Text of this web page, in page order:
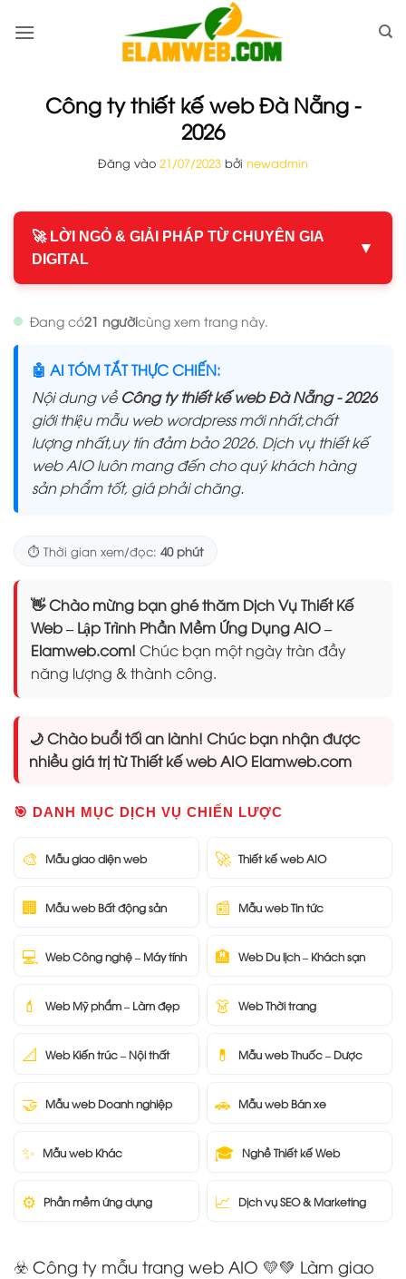
qua
Công ty thiết kế web Đà Nẵng -
2026
Đăng vào 21/07/2023 bởi newadmin
🚀 LỜI NGỎ & GIẢI PHÁP TỪ CHUYÊN GIA
DIGITAL
▼
Đang có21 ngườicùng xem trang này.
🤖 AI TÓM TẮT THỰC CHIẾN:
Nội dung về Công ty thiết kế web Đà Nẵng - 2026
giới thiệu mẫu web wordpress mới nhất,chất
lượng nhất,uy tín đảm bảo 2026. Dịch vụ thiết kế
web AIO luôn mang đến cho quý khách hàng
sản phẩm tốt, giá phải chăng.
⏱️ Thời gian xem/đọc: 40 phút
👋 Chào mừng bạn ghé thăm Dịch Vụ Thiết Kế
Web – Lập Trình Phần Mềm Ứng Dụng AIO –
Elamweb.com! Chúc bạn một ngày tràn đầy
năng lượng & thành công.
🌙 Chào buổi tối an lành! Chúc bạn nhận được
nhiều giá trị từ Thiết kế web AIO Elamweb.com
🎯 DANH MỤC DỊCH VỤ CHIẾN LƯỢC
🎨 Mẫu giao diện web 🚀 Thiết kế web AIO
🏢 Mẫu web Bất động sản 📰 Mẫu web Tin tức
💻 Web Công nghệ – Máy tính 🏨 Web Du lịch – Khách sạn
💄 Web Mỹ phẩm – Làm đẹp 👗 Web Thời trang
📐 Web Kiến trúc – Nội thất 💊 Mẫu web Thuốc – Dược
🤝 Mẫu web Doanh nghiệp 🚗 Mẫu web Bán xe
✨ Mẫu web Khác 🎓 Nghề Thiết kế Web
⚙️ Phần mềm ứng dụng 📈 Dịch vụ SEO & Marketing
☣️ Công ty mẫu trang web AIO 💛💚 Làm giao